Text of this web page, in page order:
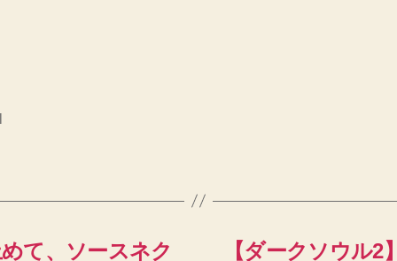
て、ソースネク 【ダークソウル